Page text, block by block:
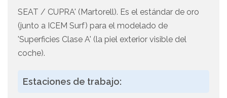
SEAT / CUPRA' (Martorell). Es el estándar de oro
(junto a ICEM Surf) para el modelado de
'Superficies Clase A' (la piel exterior visible del
coche).
Estaciones de trabajo: